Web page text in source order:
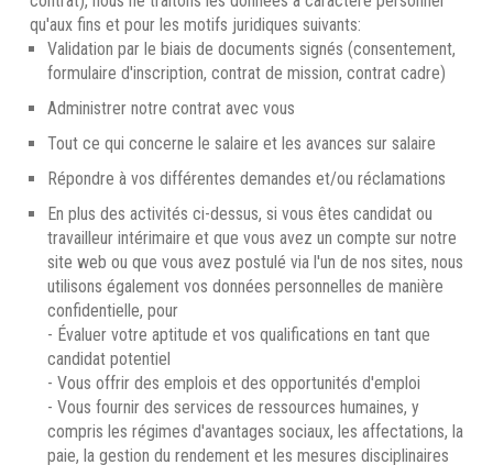
qu'aux fins et pour les motifs juridiques suivants:
Validation par le biais de documents signés (consentement,
formulaire d'inscription, contrat de mission, contrat cadre)
Administrer notre contrat avec vous
Tout ce qui concerne le salaire et les avances sur salaire
Répondre à vos différentes demandes et/ou réclamations
En plus des activités ci-dessus, si vous êtes candidat ou
travailleur intérimaire et que vous avez un compte sur notre
site web ou que vous avez postulé via l'un de nos sites, nous
utilisons également vos données personnelles de manière
confidentielle, pour
- Évaluer votre aptitude et vos qualifications en tant que
candidat potentiel
- Vous offrir des emplois et des opportunités d'emploi
- Vous fournir des services de ressources humaines, y
compris les régimes d'avantages sociaux, les affectations, la
paie, la gestion du rendement et les mesures disciplinaires